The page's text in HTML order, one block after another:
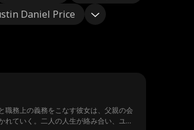
Daniel Price
職務上の義務をこなす彼女は、父親の会
ていく。二人の人生が絡み合い、ユー